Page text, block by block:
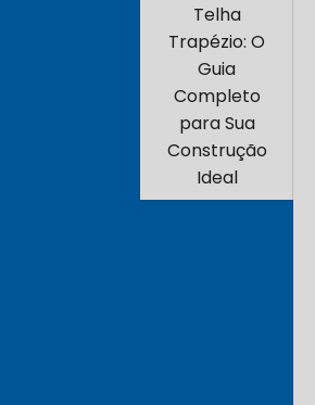
Telha
Trapézio: O
Guia
Completo
para Sua
Construção
Ideal